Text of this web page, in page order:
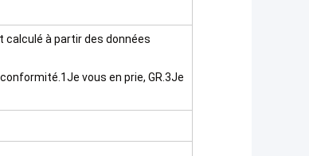
calculé à partir des données
vous en prie, GR.3Je